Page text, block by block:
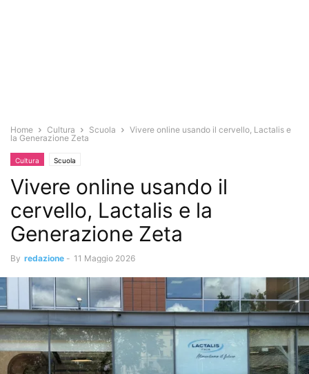
Home Cultura Scuola
Vivere online usando il cervello, Lactalis e
la Generazione Zeta
Cultura Scuola
Vivere online usando il
cervello, Lactalis e la
Generazione Zeta
By redazione - 11 Maggio 2026